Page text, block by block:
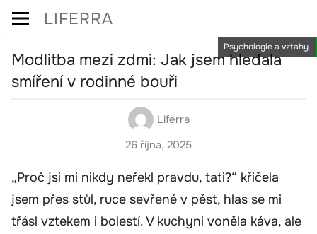
Skip
LIFERRA
Psychologie a vztahy
Modlitba mezi zdmi: Jak jsem hledala
smíření v rodinné bouři
Liferra
26 října, 2025
„Proč jsi mi nikdy neřekl pravdu, tati?“ křičela
jsem přes stůl, ruce sevřené v pěst, hlas se mi
třásl vztekem i bolestí. V kuchyni voněla káva, ale